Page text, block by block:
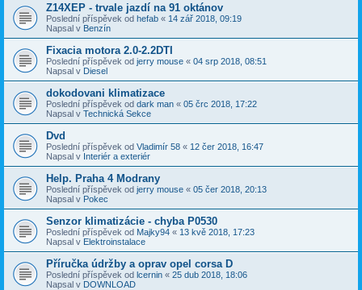
Z14XEP - trvale jazdí na 91 oktánov
Poslední příspěvek od hefab « 14 zář 2018, 09:19
Napsal v Benzín
Fixacia motora 2.0-2.2DTI
Poslední příspěvek od jerry mouse « 04 srp 2018, 08:51
Napsal v Diesel
dokodovani klimatizace
Poslední příspěvek od dark man « 05 črc 2018, 17:22
Napsal v Technická Sekce
Dvd
Poslední příspěvek od Vladimír 58 « 12 čer 2018, 16:47
Napsal v Interiér a exteriér
Help. Praha 4 Modrany
Poslední příspěvek od jerry mouse « 05 čer 2018, 20:13
Napsal v Pokec
Senzor klimatizácie - chyba P0530
Poslední příspěvek od Majky94 « 13 kvě 2018, 17:23
Napsal v Elektroinstalace
Příručka údržby a oprav opel corsa D
Poslední příspěvek od lcernin « 25 dub 2018, 18:06
Napsal v DOWNLOAD